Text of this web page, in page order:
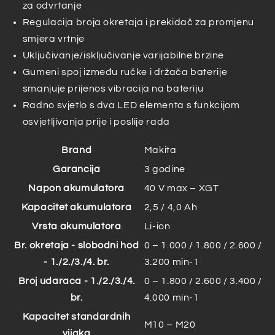
za odvrtanje
Regulacija broja okretaja i prekidač za promjenu
smjera vrtnje
Uključivanje/isključivanje varijabilne brzine
Gumeni spoj između ručke i držača baterije
smanjuje prijenos vibracija na bateriju
Radno svjetlo s dva LED elementa s funkcijom
osvjetljivanja prije i poslije rada
Brand
Makita
Garancija
3 godine
Napon akumulatora
40 V max – XGT
Kapacitet akumulatora
2,5 / 4,0 Ah
Vrsta akumulatora
Li-ion
Br. okretaja - slobodni hod
- 1./2./3./4. br.
0 – 1.000 / 1.800 / 2.600 /
3.200 min-1
Broj udaraca - 1./2./3./4.
br.
0 – 1.800 / 2.600 / 3.400 /
4.000 min-1
Kapacitet standardnih
M10 – M20